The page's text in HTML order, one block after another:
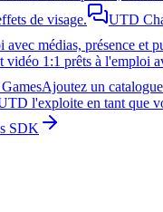
de visage.
UTD
médias, présence et
vidéo 1:1 prêts à l'emploi
Ajoutez un
l'exploite en tant que
SDK